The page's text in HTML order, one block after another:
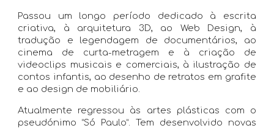
Passou um longo período dedicado à escrita
criativa, à arquitetura 3D, ao Web Design, à
tradução e legendagem de documentários, ao
cinema de curta-metragem e à criação de
videoclips musicais e comerciais, à ilustração de
contos infantis, ao desenho de retratos em grafite
e ao design de mobiliário.
Atualmente regressou às artes plásticas com o
pseudónimo “Só Paulo”. Tem desenvolvido novas